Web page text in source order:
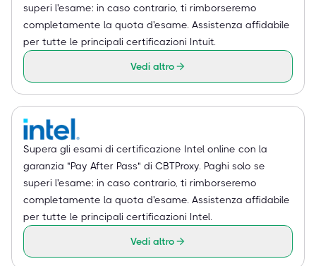
superi l'esame: in caso contrario, ti rimborseremo
completamente la quota d'esame. Assistenza affidabile
per tutte le principali certificazioni Intuit.
Vedi altro
Supera gli esami di certificazione Intel online con la
garanzia "Pay After Pass" di CBTProxy. Paghi solo se
superi l'esame: in caso contrario, ti rimborseremo
completamente la quota d'esame. Assistenza affidabile
per tutte le principali certificazioni Intel.
Vedi altro